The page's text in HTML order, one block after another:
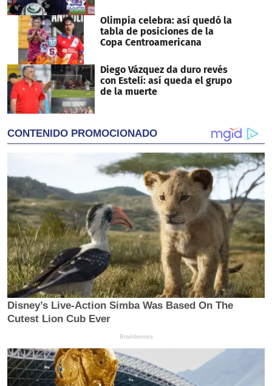
Olimpia celebra: así quedó la
tabla de posiciones de la
Copa Centroamericana
Diego Vázquez da duro revés
con Estelí: así queda el grupo
de la muerte